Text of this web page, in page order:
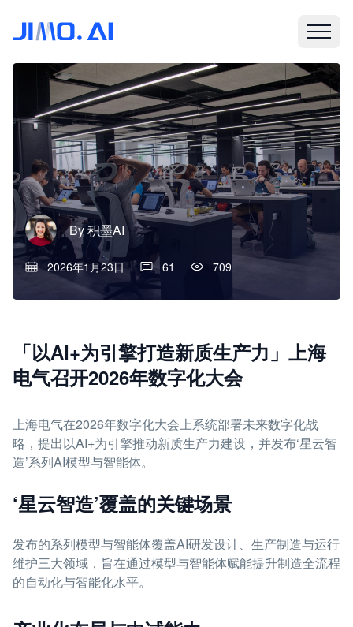
By积墨AI
2026年1月23日 61 709
「以AI+为引擎打造新质生产力」上海
电气召开2026年数字化大会
上海电气在2026年数字化大会上系统部署未来数字化战
略，提出以AI+为引擎推动新质生产力建设，并发布‘星云智
造’系列AI模型与智能体。
‘星云智造’覆盖的关键场景
发布的系列模型与智能体覆盖AI研发设计、生产制造与运行
维护三大领域，旨在通过模型与智能体赋能提升制造全流程
的自动化与智能化水平。